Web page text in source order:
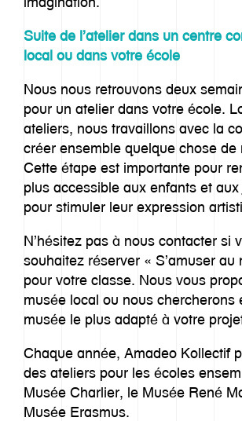
Suite de l’atelier dans un centre
local ou dans votre école
Nous nous retrouvons deux
pour un atelier dans votre école.
ateliers, nous travaillons avec la
créer ensemble quelque chose de
Cette étape est importante pour
plus accessible aux enfants et
pour stimuler leur expression
N’hésitez pas à nous contacter si
souhaitez réserver « S’amuser au
pour votre classe. Nous vous
musée local ou nous chercherons
musée le plus adapté à votre
Chaque année, Amadeo Kollectif
des ateliers pour les écoles
Musée Charlier, le Musée René
Musée Erasmus.